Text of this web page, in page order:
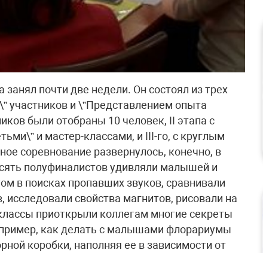
занял почти две недели. Он состоял из трех
участников и \”Представлением опыта
были отобраны 10 человек, II этапа с
и мастер-классами, и III-го, с круглым
соревнование развернулось, конечно, в
полуфиналистов удивляли малышей и
в поисках пропавших звуков, сравнивали
исследовали свойства магнитов, рисовали на
приоткрыли коллегам многие секреты
как делать с малышами флорариумы
коробки, наполняя ее в зависимости от